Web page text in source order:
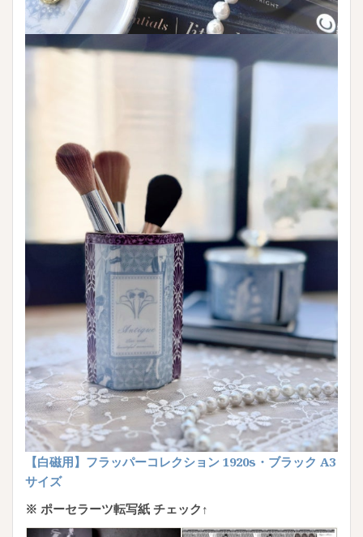
【白磁用】フラッパーコレクション 1920s・ブラック A3
サイズ
※ ポーセラーツ転写紙 チェック↑